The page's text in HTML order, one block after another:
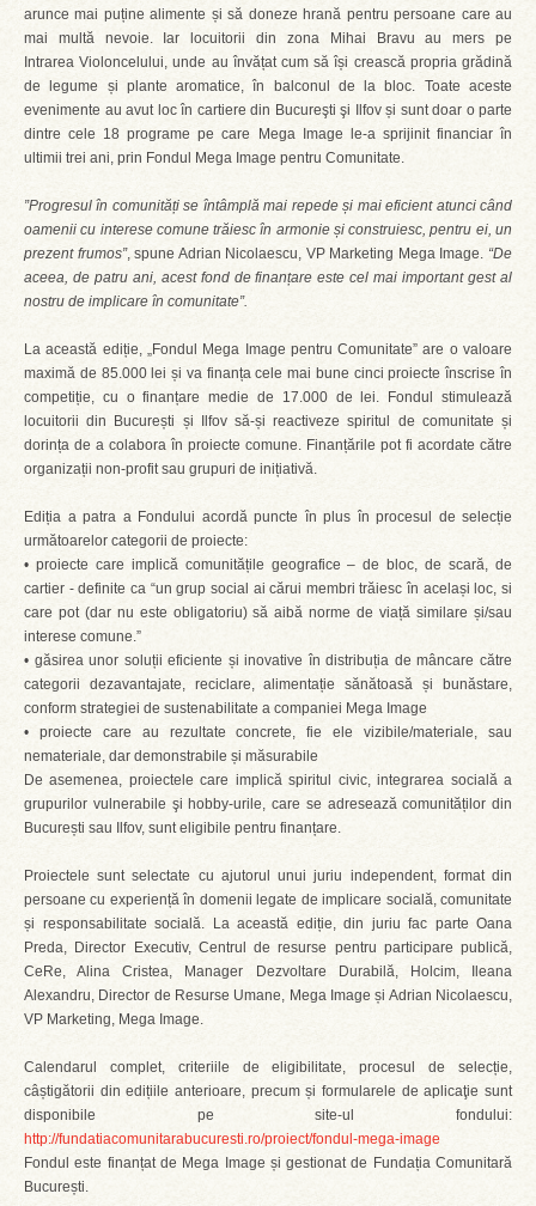
arunce mai puține alimente și să doneze hrană pentru persoane care au
mai multă nevoie. Iar locuitorii din zona Mihai Bravu au mers pe
Intrarea Violoncelului, unde au învățat cum să își crească propria grădină
de legume și plante aromatice, în balconul de la bloc. Toate aceste
evenimente au avut loc în cartiere din Bucureşti şi Ilfov și sunt doar o parte
dintre cele 18 programe pe care Mega Image le-a sprijinit financiar în
ultimii trei ani, prin Fondul Mega Image pentru Comunitate.
”Progresul în comunități se întâmplă mai repede și mai eficient atunci când
oamenii cu interese comune trăiesc în armonie și construiesc, pentru ei, un
prezent frumos”, spune Adrian Nicolaescu, VP Marketing Mega Image. “De
aceea, de patru ani, acest fond de finanțare este cel mai important gest al
nostru de implicare în comunitate”.
La această ediție, „Fondul Mega Image pentru Comunitate” are o valoare
maximă de 85.000 lei și va finanța cele mai bune cinci proiecte înscrise în
competiție, cu o finanțare medie de 17.000 de lei. Fondul stimulează
locuitorii din București și Ilfov să-și reactiveze spiritul de comunitate și
dorința de a colabora în proiecte comune. Finanțările pot fi acordate către
organizații non-profit sau grupuri de inițiativă.
Ediția a patra a Fondului acordă puncte în plus în procesul de selecție
următoarelor categorii de proiecte:
• proiecte care implică comunitățile geografice – de bloc, de scară, de
cartier - definite ca “un grup social ai cărui membri trăiesc în același loc, si
care pot (dar nu este obligatoriu) să aibă norme de viață similare și/sau
interese comune.”
• găsirea unor soluții eficiente și inovative în distribuția de mâncare către
categorii dezavantajate, reciclare, alimentație sănătoasă și bunăstare,
conform strategiei de sustenabilitate a companiei Mega Image
• proiecte care au rezultate concrete, fie ele vizibile/materiale, sau
nemateriale, dar demonstrabile și măsurabile
De asemenea, proiectele care implică spiritul civic, integrarea socială a
grupurilor vulnerabile şi hobby-urile, care se adresează comunităților din
București sau Ilfov, sunt eligibile pentru finanțare.
Proiectele sunt selectate cu ajutorul unui juriu independent, format din
persoane cu experiență în domenii legate de implicare socială, comunitate
și responsabilitate socială. La această ediție, din juriu fac parte Oana
Preda, Director Executiv, Centrul de resurse pentru participare publică,
CeRe, Alina Cristea, Manager Dezvoltare Durabilă, Holcim, Ileana
Alexandru, Director de Resurse Umane, Mega Image și Adrian Nicolaescu,
VP Marketing, Mega Image.
Calendarul complet, criteriile de eligibilitate, procesul de selecție,
câștigătorii din edițiile anterioare, precum și formularele de aplicaţie sunt
disponibile pe site-ul fondului:
http://fundatiacomunitarabucuresti.ro/proiect/fondul-mega-image
Fondul este finanțat de Mega Image și gestionat de Fundația Comunitară
București.